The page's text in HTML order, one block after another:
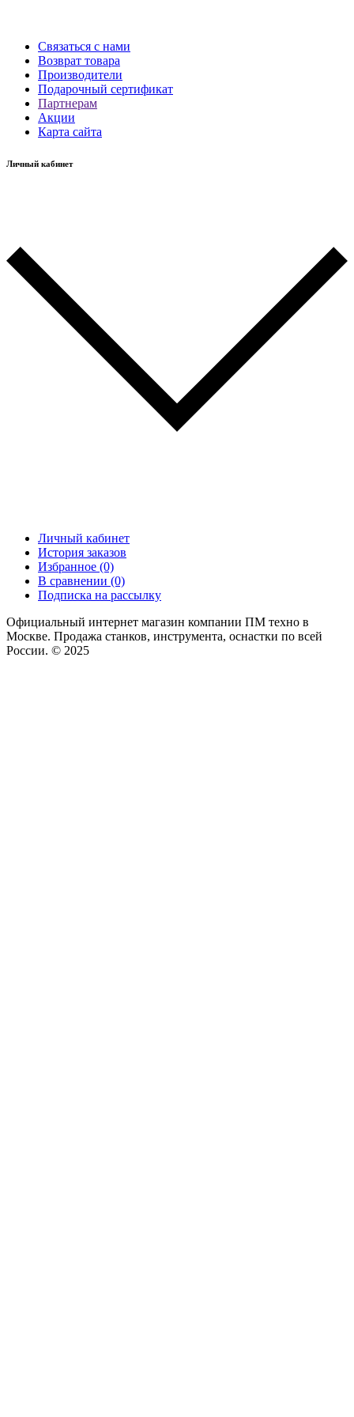
Связаться с нами
Возврат товара
Производители
Подарочный сертификат
Партнерам
Акции
Карта сайта
Личный кабинет
Личный кабинет
История заказов
Избранное (0)
В сравнении (0)
Подписка на рассылку
Официальный интернет магазин компании ПМ техно в
Москве. Продажа станков, инструмента, оснастки по всей
России. © 2025